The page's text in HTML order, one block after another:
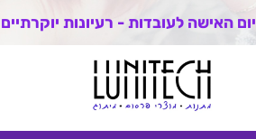
האישה לעובדות - רעיונות יוקרתיים